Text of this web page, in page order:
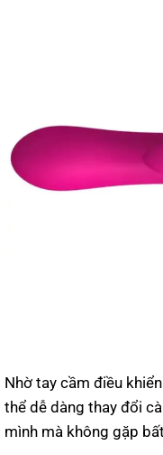
Nhờ tay cầm điều
thể dễ dàng thay đổi
mình mà không gặp